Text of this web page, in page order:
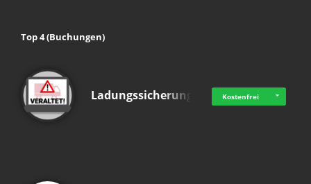
Top 4 (Buchungen)
Ladungssicherung Kostenfrei